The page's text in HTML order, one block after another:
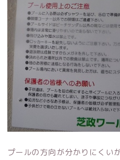
プールの方向が分かりにくい